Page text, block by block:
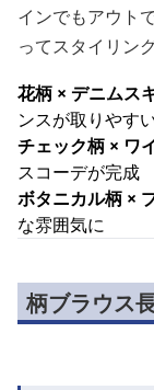
インでもアウト
ってスタイリン
花柄 × デニムス
ンスが取りやす
チェック柄 × ワ
スコーデが完成
ボタニカル柄 ×
な雰囲気に
柄ブラウス